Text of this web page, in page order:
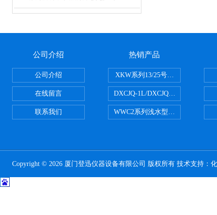
公司介绍
公司介绍
在线留言
联系我们
热销产品
XKW系列13/25号浮游生物网
DXCJQ-1L/DXCJQ-2L单联浮游
WWC2系列浅水型浮游生物网 浅
Copyright © 2026 厦门登迅仪器设备有限公司 版权所有 技术支持：